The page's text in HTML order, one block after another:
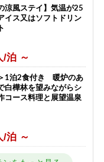
涼風ステイ】気温が25
イス又はソフトドリン
/泊 ～
1泊2食付き 暖炉のあ
白樺林を望みながらシ
コース料理と展望温泉
/泊 ～
％OFF】シーツ交換